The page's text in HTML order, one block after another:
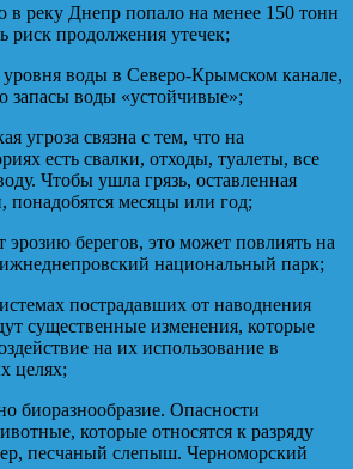
реку Днепр попало на менее 150 тонн
риск продолжения утечек;
воды в Северо-Крымском канале,
запасы воды «устойчивые»;
угроза связна с тем, что на
есть свалки, отходы, туалеты, все
Чтобы ушла грязь, оставленная
месяцы или год;
берегов, это может повлиять на
национальный парк;
пострадавших от наводнения
существенные изменения, которые
на их использование в
целях;
биоразнообразие. Опасности
которые относятся к разряду
песчаный слепыш. Черноморский